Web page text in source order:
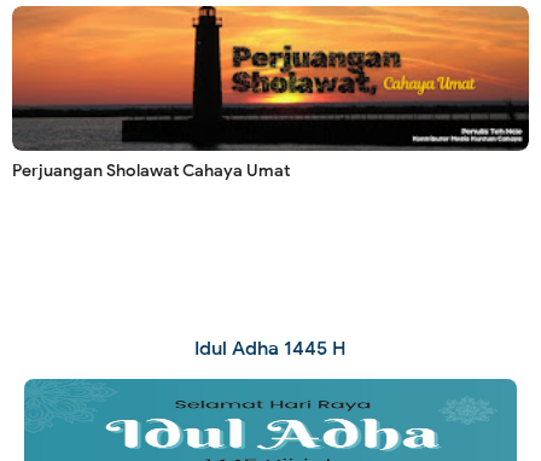
Perjuangan Sholawat Cahaya Umat
Idul Adha 1445 H